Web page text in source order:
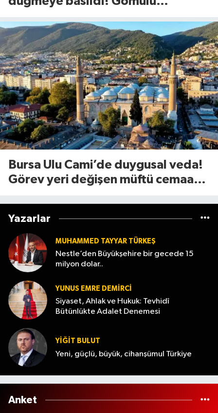
Bursa Ulu Cami’de duygusal veda!
Görev yeri değişen müftü cemaate
Yazarlar
MUHAMMED TAYYAR TÜRKEŞ
Nestle’den Büyükşehire bir gecede 15
milyon dolar..
YUNUS EMRE DEMIRCI
Siyaset, Ahlak ve Hukuk: Tevhidî
Bütünlükte Adalet Denemesi
YİĞİT BULUT
Yeni, güçlü, büyük, cihanşümul Türkiye
Anket